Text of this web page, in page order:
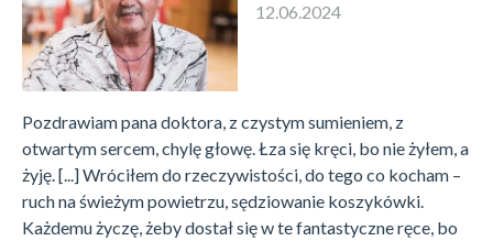
12.06.2024
Pozdrawiam pana doktora, z czystym sumieniem, z
otwartym sercem, chylę głowę. Łza się kręci, bo nie żyłem, a
żyję. [...] Wróciłem do rzeczywistości, do tego co kocham –
ruch na świeżym powietrzu, sędziowanie koszykówki.
Każdemu życzę, żeby dostał się w te fantastyczne ręce, bo